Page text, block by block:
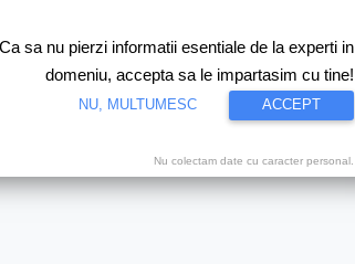
Motorsport Proiecte speciale Video
Ca sa nu pierzi informatii esentiale de la experti in
domeniu, accepta sa le impartasim cu tine!
NU, MULTUMESC ACCEPT
Nu colectam date cu caracter personal.